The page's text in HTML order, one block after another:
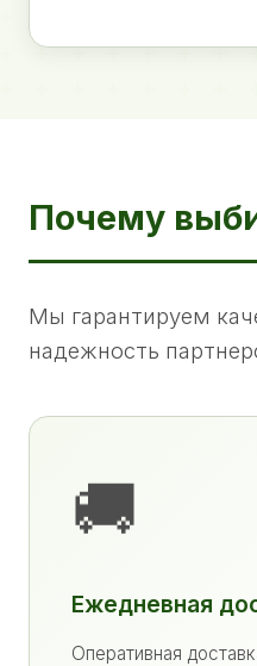
Почему
Мы гарантируем
надежность
🚚
Ежедневная
Оперативная